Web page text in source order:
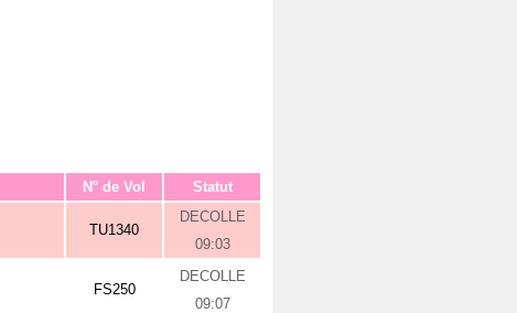
N° de Vol Statut
TU1340
DECOLLE
09:03
FS250
DECOLLE
09:07